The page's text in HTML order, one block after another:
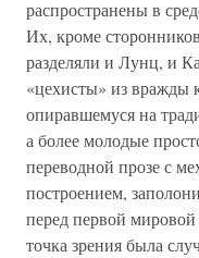
распространены в
Их, кроме
разделяли и Лунц, и
«цехисты» из вражды
опиравшемуся на
а более молодые
переводной прозе с
построением,
перед первой
точка зрения была